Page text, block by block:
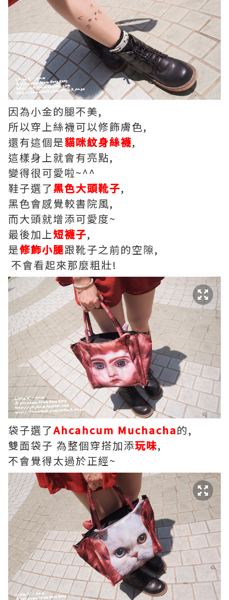
因為小金的腿不美,
所以穿上絲襪可以修飾膚色,
還有這個是貓咪紋身絲襪,
這樣身上就會有亮點,
變得很可愛啦~^^
鞋子選了黑色大頭靴子,
黑色會感覺較書院風,
而大頭就增添可愛度~
最後加上短襪子,
是修飾小腿跟靴子之前的空隙,
不會看起來那麼粗壯!
袋子選了Ahcahcum Muchacha的,
雙面袋子 為整個穿搭加添玩味,
不會覺得太過於正經~